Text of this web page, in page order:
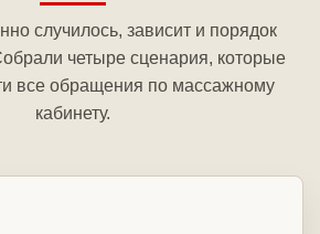
случилось, зависит и порядок
четыре сценария, которые
все обращения по массажному
кабинету.